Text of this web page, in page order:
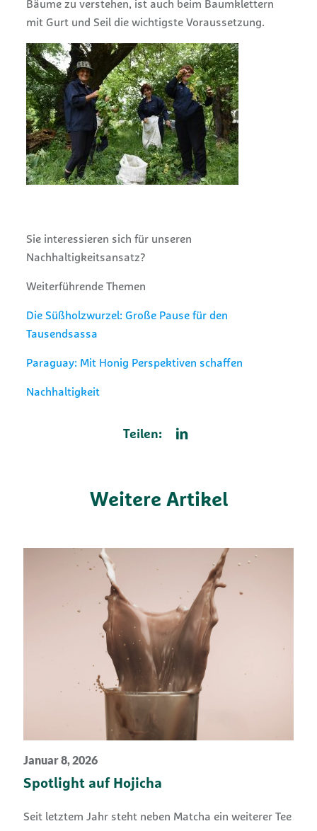
Bäume zu verstehen, ist auch beim Baumklettern
mit Gurt und Seil die wichtigste Voraussetzung.
Sie interessieren sich für unseren
Nachhaltigkeitsansatz?
Weiterführende Themen
Die Süßholzwurzel: Große Pause für den
Tausendsassa
Paraguay: Mit Honig Perspektiven schaffen
Nachhaltigkeit
Teilen:
Weitere Artikel
Januar 8, 2026
Spotlight auf Hojicha
Seit letztem Jahr steht neben Matcha ein weiterer Tee